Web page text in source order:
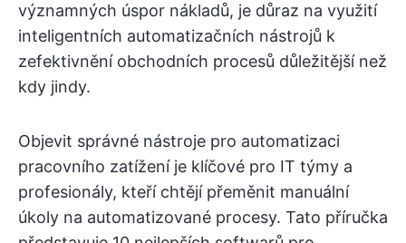
významných úspor nákladů, je důraz na využití
inteligentních automatizačních nástrojů k
zefektivnění obchodních procesů důležitější než
kdy jindy.
Objevit správné nástroje pro automatizaci
pracovního zatížení je klíčové pro IT týmy a
profesionály, kteří chtějí přeměnit manuální
úkoly na automatizované procesy. Tato příručka